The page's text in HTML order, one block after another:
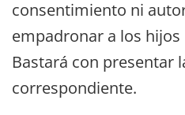
consentimiento ni
empadronar a los
Bastará con presentar
correspondiente.